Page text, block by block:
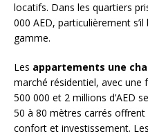
locatifs. Dans les quartiers
000 AED, particulièrement
gamme.
Les appartements une
marché résidentiel, avec
500 000 et 2 millions d’AED
50 à 80 mètres carrés
confort et investissement.